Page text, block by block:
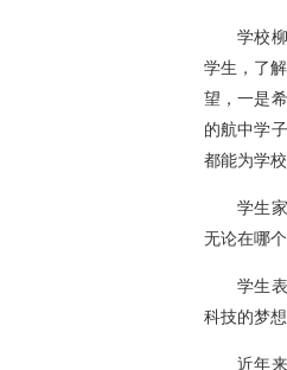
学校柳
学生，了
望，一是
的航中学
都能为学
学生家
无论在哪
学生表
科技的梦
近年来